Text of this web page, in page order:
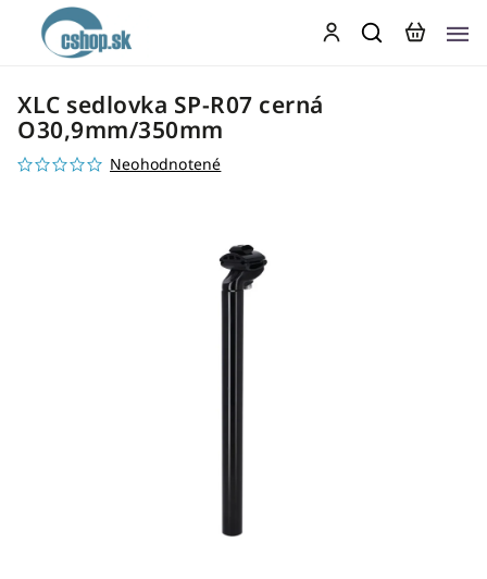
XLC sedlovka SP-R07 cerná
O30,9mm/350mm
Neohodnotené